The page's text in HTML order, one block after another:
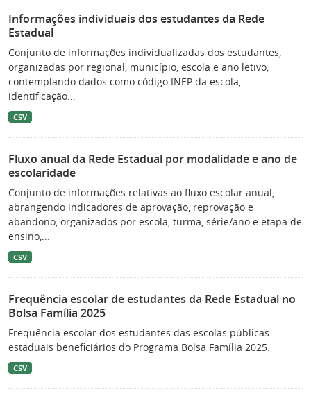
Informações individuais dos estudantes da Rede
Estadual
Conjunto de informações individualizadas dos estudantes,
organizadas por regional, município, escola e ano letivo,
contemplando dados como código INEP da escola,
identificação...
CSV
Fluxo anual da Rede Estadual por modalidade e ano de
escolaridade
Conjunto de informações relativas ao fluxo escolar anual,
abrangendo indicadores de aprovação, reprovação e
abandono, organizados por escola, turma, série/ano e etapa de
ensino,...
CSV
Frequência escolar de estudantes da Rede Estadual no
Bolsa Família 2025
Frequência escolar dos estudantes das escolas públicas
estaduais beneficiários do Programa Bolsa Família 2025.
CSV